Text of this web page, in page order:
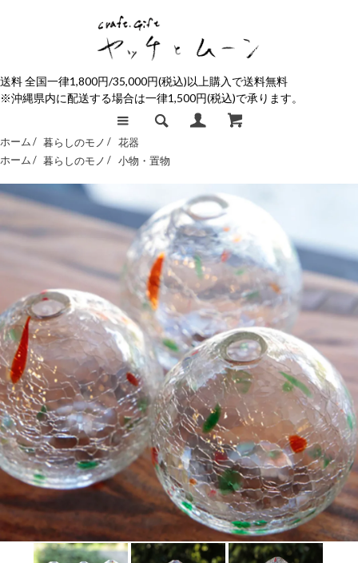
送料 全国一律1,800円/35,000円(税込)以上購入で送料無料
※沖縄県内に配送する場合は一律1,500円(税込)で承ります。
ホーム / 暮らしのモノ/ 花器
ホーム / 暮らしのモノ/ 小物・置物